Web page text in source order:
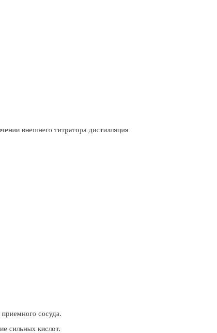
внешнего титратора дистилляция
сосуда.
сильных кислот.